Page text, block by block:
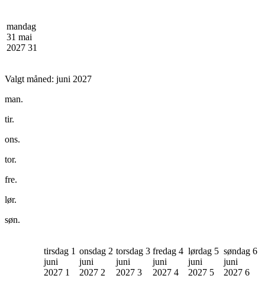
mandag
31 mai
2027 31
Valgt måned: juni 2027
man.
tir.
ons.
tor.
fre.
lør.
søn.
tirsdag 1
juni
2027 1
onsdag 2
juni
2027 2
torsdag 3
juni
2027 3
fredag 4
juni
2027 4
lørdag 5
juni
2027 5
søndag 6
juni
2027 6